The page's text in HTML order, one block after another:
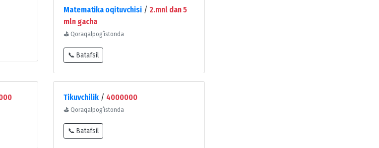
Matematika oqituvchisi / 2.mnl dan 5
mln gacha
⛳ Qoraqalpogʻistonda
📞 Batafsil
Tikuvchilik / 4000000
⛳ Qoraqalpogʻistonda
📞 Batafsil